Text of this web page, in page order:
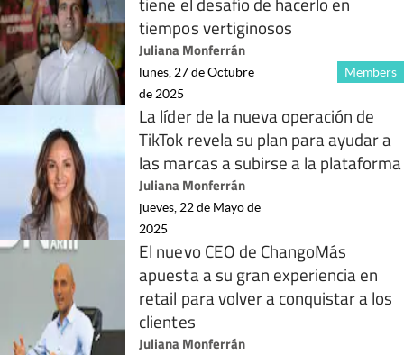
tiempos vertiginosos
Juliana Monferrán
Members
lunes, 27 de Octubre
de 2025
La líder de la nueva operación de
TikTok revela su plan para ayudar a
las marcas a subirse a la plataforma
Juliana Monferrán
jueves, 22 de Mayo de
2025
El nuevo CEO de ChangoMás
apuesta a su gran experiencia en
retail para volver a conquistar a los
clientes
Juliana Monferrán